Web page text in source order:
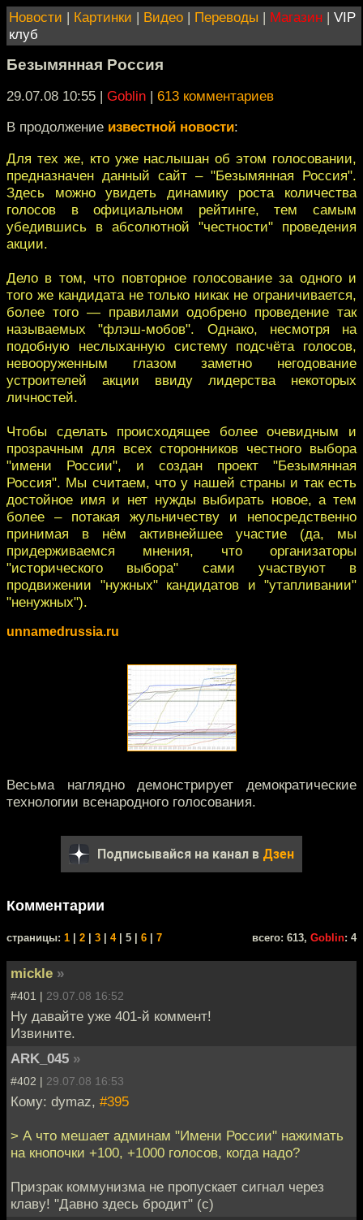
Новости | Картинки | Видео | Переводы | Магазин | VIP
клуб
Безымянная Россия
29.07.08 10:55 | Goblin | 613 комментариев
В продолжение известной новости:
Для тех же, кто уже наслышан об этом голосовании,
предназначен данный сайт – "Безымянная Россия".
Здесь можно увидеть динамику роста количества
голосов в официальном рейтинге, тем самым
убедившись в абсолютной "честности" проведения
акции.
Дело в том, что повторное голосование за одного и
того же кандидата не только никак не ограничивается,
более того — правилами одобрено проведение так
называемых "флэш-мобов". Однако, несмотря на
подобную неслыханную систему подсчёта голосов,
невооруженным глазом заметно негодование
устроителей акции ввиду лидерства некоторых
личностей.
Чтобы сделать происходящее более очевидным и
прозрачным для всех сторонников честного выбора
"имени России", и создан проект "Безымянная
Россия". Мы считаем, что у нашей страны и так есть
достойное имя и нет нужды выбирать новое, а тем
более – потакая жульничеству и непосредственно
принимая в нём активнейшее участие (да, мы
придерживаемся мнения, что организаторы
"исторического выбора" сами участвуют в
продвижении "нужных" кандидатов и "утапливании"
"ненужных").
unnamedrussia.ru
Весьма наглядно демонстрирует демократические
технологии всенародного голосования.
Подписывайся на канал в Дзен
Комментарии
cтраницы: 1 2 3 4| 5 | 6 7 всего: 613, Goblin: 4
mickle »
#401 | 29.07.08 16:52
Ну давайте уже 401-й коммент!
Извините.
ARK_045 »
#402 | 29.07.08 16:53
Кому: dymaz, #395
> А что мешает админам "Имени России" нажимать
на кнопочки +100, +1000 голосов, когда надо?
Призрак коммунизма не пропускает сигнал через
клаву! "Давно здесь бродит" (с)